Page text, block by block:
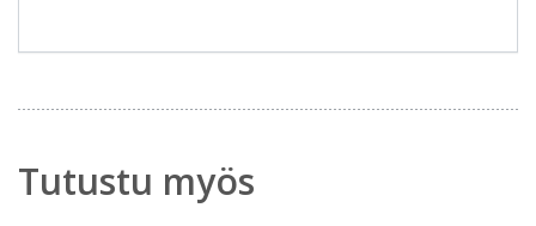
Tutustu myös